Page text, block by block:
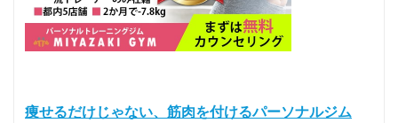
痩せるだけじゃない、筋肉を付けるパーソナルジム